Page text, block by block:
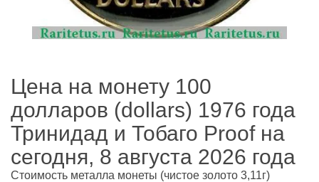
Цена на монету 100
долларов (dollars) 1976 года
Тринидад и Тобаго Proof на
сегодня, 8 августа 2026 года
Стоимость металла монеты (чистое золото 3,11г)